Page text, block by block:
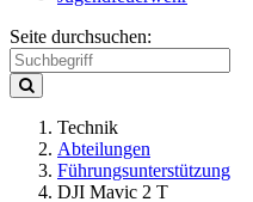
Seite durchsuchen:
Technik
Abteilungen
Führungsunterstützung
DJI Mavic 2 T